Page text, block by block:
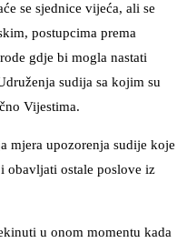
se sjednice vijeća, ali se
postupcima prema
gdje bi mogla nastati
sudija sa kojim su
Vijestima.
mjera upozorenja sudije koje
obavljati ostale poslove iz
u onom momentu kada